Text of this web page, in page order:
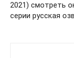
2021) смотреть
серии русская